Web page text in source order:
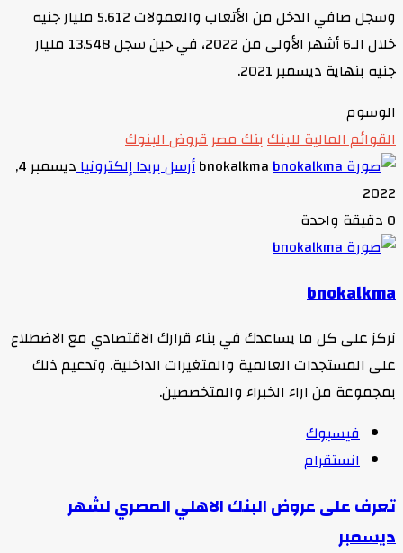
وسجل صافي الدخل من الأتعاب والعمولات 5.612 مليار جنيه
خلال الـ6 أشهر الأولى من 2022، في حين سجل 13.548 مليار
جنيه بنهاية ديسمبر 2021.
الوسوم
القوائم المالية للبنكبنك مصرقروض البنوك
bnokalkmaأرسل بريدا إلكترونيا
ديسمبر 4,
2022
0 دقيقة واحدة
bnokalkma
نركز على كل ما يساعدك في بناء قرارك الاقتصادي مع الاضطلاع
على المستجدات العالمية والمتغيرات الداخلية. وتدعيم ذلك
بمجموعة من اراء الخبراء والمتخصصين.
فيسبوك
انستقرام
تعرف على عروض البنك الاهلي المصري لشهر
ديسمبر